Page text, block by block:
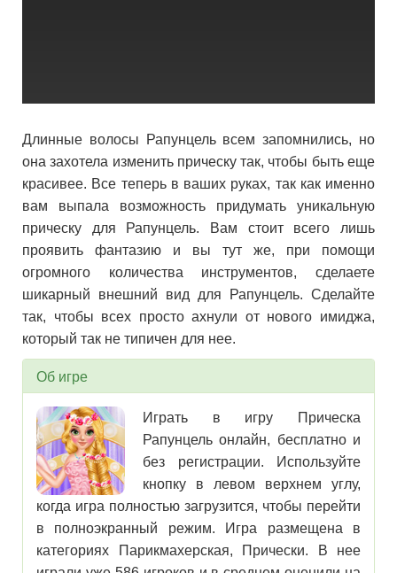
Длинные волосы Рапунцель всем запомнились, но
она захотела изменить прическу так, чтобы быть еще
красивее. Все теперь в ваших руках, так как именно
вам выпала возможность придумать уникальную
прическу для Рапунцель. Вам стоит всего лишь
проявить фантазию и вы тут же, при помощи
огромного количества инструментов, сделаете
шикарный внешний вид для Рапунцель. Сделайте
так, чтобы всех просто ахнули от нового имиджа,
который так не типичен для нее.
Об игре
Играть в игру Прическа
Рапунцель онлайн, бесплатно и
без регистрации. Используйте
кнопку в левом верхнем углу,
когда игра полностью загрузится, чтобы перейти
в полноэкранный режим. Игра размещена в
категориях Парикмахерская, Прически. В нее